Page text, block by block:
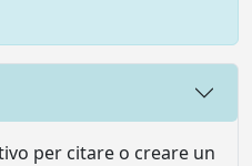
per citare o creare un